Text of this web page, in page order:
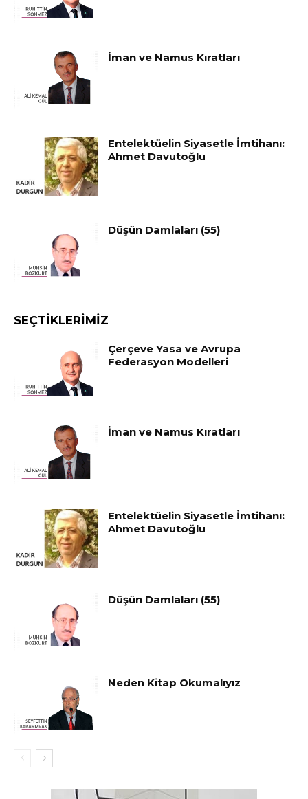
İman ve Namus Kıratları
Entelektüelin Siyasetle İmtihanı:
Ahmet Davutoğlu
Düşün Damlaları (55)
SEÇTIKLERIMIZ
Çerçeve Yasa ve Avrupa
Federasyon Modelleri
İman ve Namus Kıratları
Entelektüelin Siyasetle İmtihanı:
Ahmet Davutoğlu
Düşün Damlaları (55)
Neden Kitap Okumalıyız